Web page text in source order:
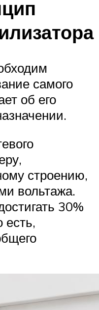
самого
об его
строению,
вольтажа.
30%
есть,